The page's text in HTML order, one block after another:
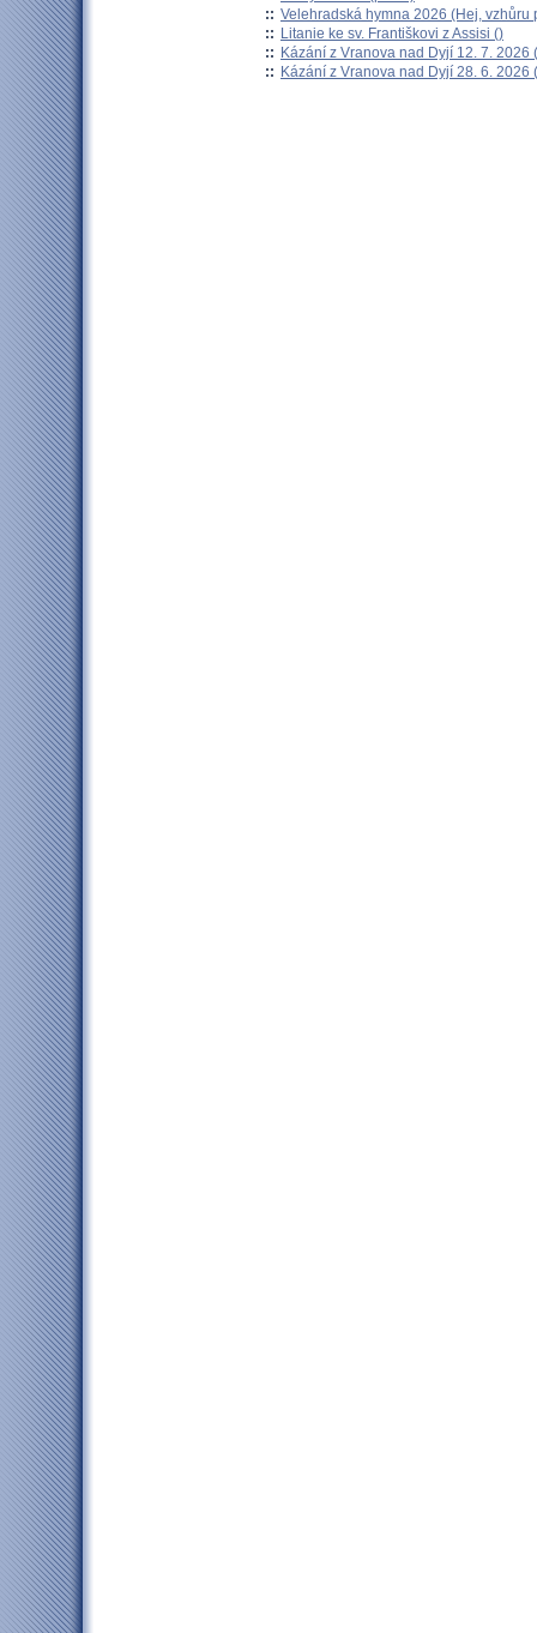
:: Velehradská hymna 2026 (Hej, vzhůru
:: Litanie ke sv. Františkovi z Assisi ()
:: Kázání z Vranova nad Dyjí 12. 7. 2026
:: Kázání z Vranova nad Dyjí 28. 6. 2026